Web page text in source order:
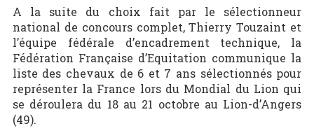
A la suite du choix fait par le sélectionneur
national de concours complet, Thierry Touzaint et
l’équipe fédérale d’encadrement technique, la
Fédération Française d’Equitation communique la
liste des chevaux de 6 et 7 ans sélectionnés pour
représenter la France lors du Mondial du Lion qui
se déroulera du 18 au 21 octobre au Lion-d’Angers
(49).